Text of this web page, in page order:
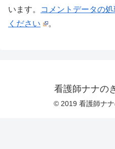
います。
コメントデータの
ください
。
看護師ナナの
© 2019 看護師ナ